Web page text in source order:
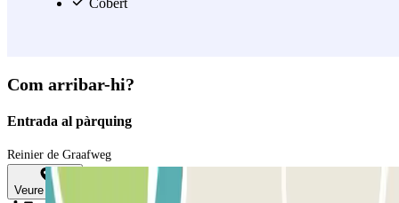
Cobert
Com arribar-hi?
Entrada al pàrquing
Reinier de Graafweg
Veure mapa